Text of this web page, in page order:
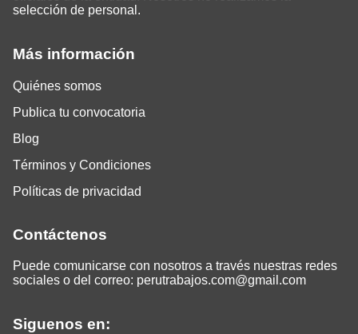
Más información
Quiénes somos
Publica tu convocatoria
Blog
Términos y Condiciones
Políticas de privacidad
Contáctenos
Puede comunicarse con nosotros a través nuestras redes
sociales o del correo: perutrabajos.com@gmail.com
Siguenos en:
selección de personal.